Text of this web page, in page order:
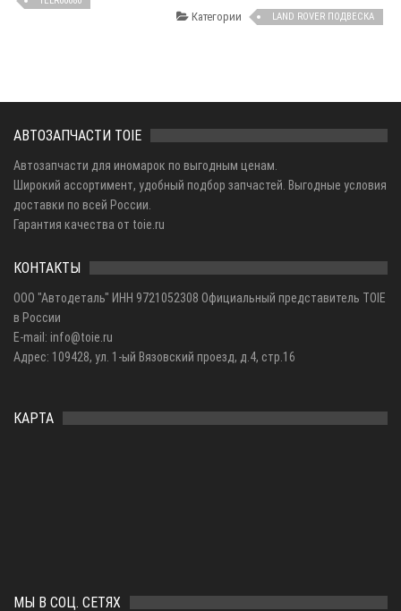
Категории LAND ROVER ПОДВЕСКА
АВТОЗАПЧАСТИ TOIE
Автозапчасти для иномарок по выгодным ценам.
Широкий ассортимент, удобный подбор запчастей. Выгодные условия
доставки по всей России.
Гарантия качества от toie.ru
КОНТАКТЫ
ООО "Автодеталь" ИНН 9721052308 Официальный представитель TOIE
в России
E-mail: info@toie.ru
Адрес: 109428, ул. 1-ый Вязовский проезд, д.4, стр.16
КАРТА
МЫ В СОЦ. СЕТЯХ